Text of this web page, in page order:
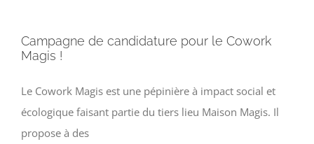
Campagne de candidature pour le Cowork
Magis !
Le Cowork Magis est une pépinière à impact social et
écologique faisant partie du tiers lieu Maison Magis. Il
propose à des